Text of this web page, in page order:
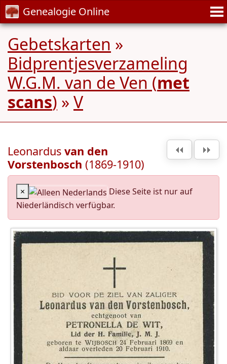
Genealogie Online
Gebetskarten »
Bidprentjesverzameling
W.G.M. van de Ven (met
scans) » V
Leonardus van den
Vorstenbosch (1869-1910)
×
Diese Seite ist nur auf
Niederländisch verfügbar.